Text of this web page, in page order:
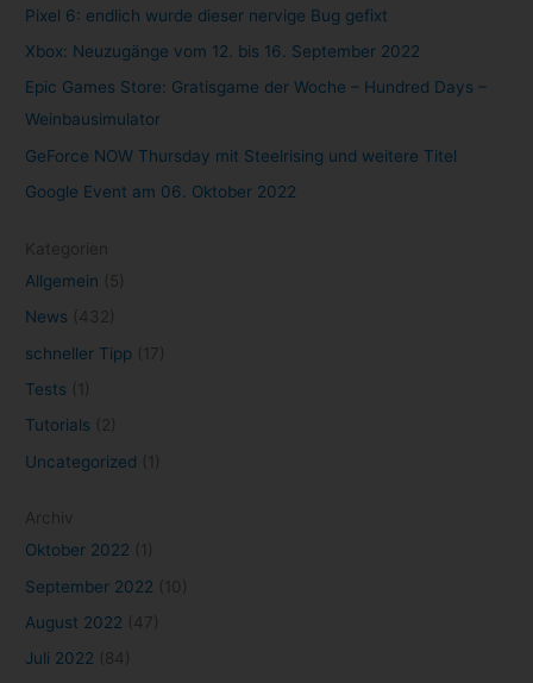
Pixel 6: endlich wurde dieser nervige Bug gefixt
Xbox: Neuzugänge vom 12. bis 16. September 2022
Epic Games Store: Gratisgame der Woche – Hundred Days –
Weinbausimulator
GeForce NOW Thursday mit Steelrising und weitere Titel
Google Event am 06. Oktober 2022
Allgemein
News
schneller Tipp
Tests
Tutorials
Uncategorized
Oktober 2022
September 2022
August 2022
Juli 2022